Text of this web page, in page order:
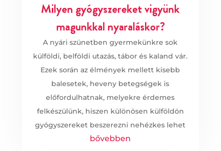
Milyen gyógyszereket vigyünk
magunkkal nyaraláskor?
A nyári szünetben gyermekünkre sok
külföldi, belföldi utazás, tábor és kaland vár.
Ezek során az élmények mellett kisebb
balesetek, heveny betegségek is
előfordulhatnak, melyekre érdemes
felkészülünk, hiszen különösen külföldön
gyógyszereket beszerezni nehézkes lehet
bővebben